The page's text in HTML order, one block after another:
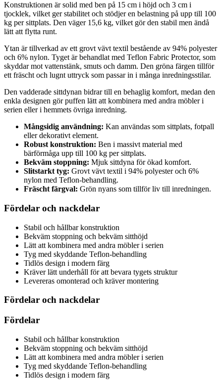
Konstruktionen är solid med ben på 15 cm i höjd och 3 cm i
tjocklek, vilket ger stabilitet och stödjer en belastning på upp till 100
kg per sittplats. Den väger 15,6 kg, vilket gör den stabil men ändå
lätt att flytta runt.
Ytan är tillverkad av ett grovt vävt textil bestående av 94% polyester
och 6% nylon. Tyget är behandlat med Teflon Fabric Protector, som
skyddar mot vattenstänk, smuts och damm. Den gröna färgen tillför
ett fräscht och lugnt uttryck som passar in i många inredningsstilar.
Den vadderade sittdynan bidrar till en behaglig komfort, medan den
enkla designen gör puffen lätt att kombinera med andra möbler i
serien eller i hemmets övriga inredning.
Mångsidig användning: Kan användas som sittplats, fotpall
eller dekorativt element.
Robust konstruktion: Ben i massivt material med
bärförmåga upp till 100 kg per sittplats.
Bekväm stoppning: Mjuk sittdyna för ökad komfort.
Slitstarkt tyg: Grovt vävt textil i 94% polyester och 6%
nylon med Teflon-behandling.
Fräscht färgval: Grön nyans som tillför liv till inredningen.
Fördelar och nackdelar
Stabil och hållbar konstruktion
Bekväm stoppning och bekväm sitthöjd
Lätt att kombinera med andra möbler i serien
Tyg med skyddande Teflon-behandling
Tidlös design i modern färg
Kräver lätt underhåll för att bevara tygets struktur
Levereras omonterad och kräver montering
Fördelar och nackdelar
Fördelar
Stabil och hållbar konstruktion
Bekväm stoppning och bekväm sitthöjd
Lätt att kombinera med andra möbler i serien
Tyg med skyddande Teflon-behandling
Tidlös design i modern färg